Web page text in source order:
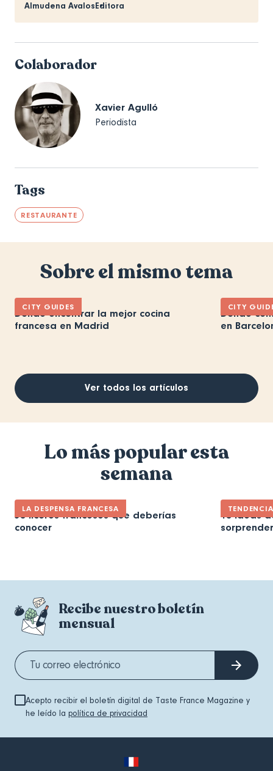
Almudena AvalosEditora
Colaborador
Xavier Agulló
Periodista
Tags
RESTAURANTE
Sobre el mismo tema
CITY GUIDES
Dónde encontrar la mejor cocina
francesa en Madrid
CITY
Dónde
en
Ver todos los artículos
Lo más popular esta
semana
LA DESPENSA FRANCESA
30 licores franceses que deberías
conocer
10 ideas
Recibe nuestro boletín
mensual
Acepto recibir el boletín digital de Taste France Magazine y
he leído la política de privacidad